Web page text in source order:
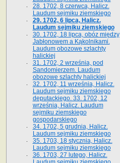
28. 1702, 8 czerwca, Halicz.
Laudum sejmiku ziemskiego
29. 1702, 6 lipca, Halicz.
Laudum sejmiku ziemskiego
30. 1702, 18 lipca, obóz między
Jabłonowem a Kąkolnikami.
Laudum obozowe szlachty
halickiej
31. 1702, 2 września, pod
Sandomierzem. Laudum
obozowe szlachty halickiej
32. 1702, 11 września, Halicz.
Laudum sejmiku ziemskiego
deputackiego. 33. 1702, 12
września, Halicz. Laudum
sejmiku ziemskiego
gospodarskiego
34. 1702, 5 grudnia, Halicz.
Laudum sejmiku ziemskiego
35. 1703, 18 stycznia, Halicz.
Laudum sejmiku ziemskiego
36. 1703, 27 lutego, Halicz.